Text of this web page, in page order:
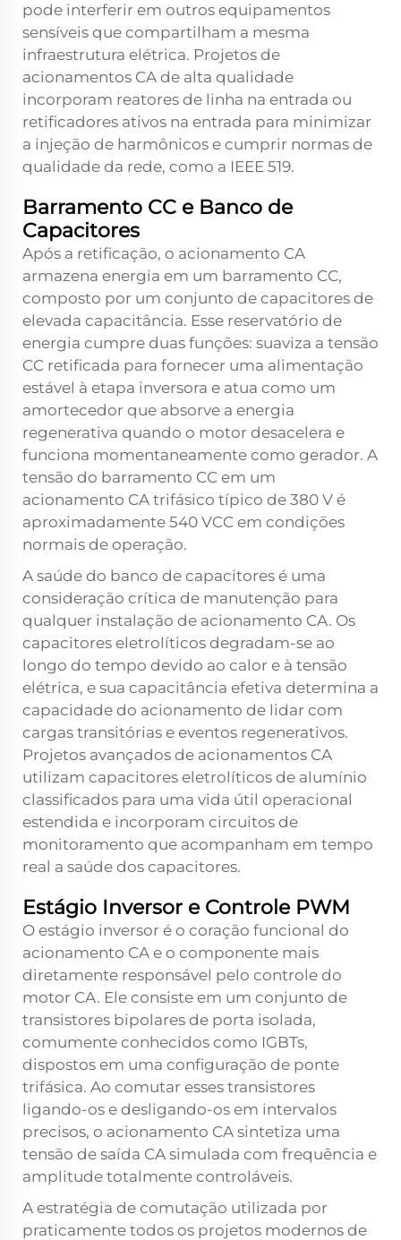
pode interferir em outros equipamentos
sensíveis que compartilham a mesma
infraestrutura elétrica. Projetos de
acionamentos CA de alta qualidade
incorporam reatores de linha na entrada ou
retificadores ativos na entrada para minimizar
a injeção de harmônicos e cumprir normas de
qualidade da rede, como a IEEE 519.
Barramento CC e Banco de
Capacitores
Após a retificação, o acionamento CA
armazena energia em um barramento CC,
composto por um conjunto de capacitores de
elevada capacitância. Esse reservatório de
energia cumpre duas funções: suaviza a tensão
CC retificada para fornecer uma alimentação
estável à etapa inversora e atua como um
amortecedor que absorve a energia
regenerativa quando o motor desacelera e
funciona momentaneamente como gerador. A
tensão do barramento CC em um
acionamento CA trifásico típico de 380 V é
aproximadamente 540 VCC em condições
normais de operação.
A saúde do banco de capacitores é uma
consideração crítica de manutenção para
qualquer instalação de acionamento CA. Os
capacitores eletrolíticos degradam-se ao
longo do tempo devido ao calor e à tensão
elétrica, e sua capacitância efetiva determina a
capacidade do acionamento de lidar com
cargas transitórias e eventos regenerativos.
Projetos avançados de acionamentos CA
utilizam capacitores eletrolíticos de alumínio
classificados para uma vida útil operacional
estendida e incorporam circuitos de
monitoramento que acompanham em tempo
real a saúde dos capacitores.
Estágio Inversor e Controle PWM
O estágio inversor é o coração funcional do
acionamento CA e o componente mais
diretamente responsável pelo controle do
motor CA. Ele consiste em um conjunto de
transistores bipolares de porta isolada,
comumente conhecidos como IGBTs,
dispostos em uma configuração de ponte
trifásica. Ao comutar esses transistores
ligando-os e desligando-os em intervalos
precisos, o acionamento CA sintetiza uma
tensão de saída CA simulada com frequência e
amplitude totalmente controláveis.
A estratégia de comutação utilizada por
praticamente todos os projetos modernos de